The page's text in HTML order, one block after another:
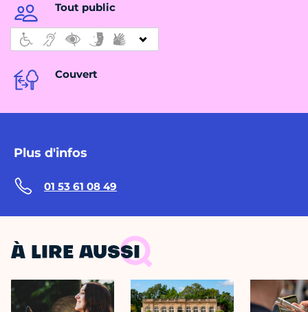
Tout public
Couvert
Plus d'infos
01 53 61 08 49
À LIRE AUSSI